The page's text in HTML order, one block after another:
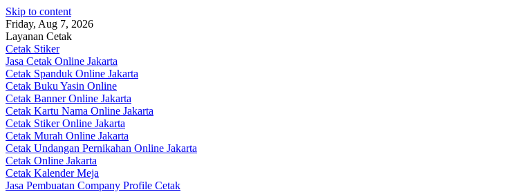
Skip to content
Friday, Aug 7, 2026
Layanan Cetak
Cetak Stiker
Jasa Cetak Online Jakarta
Cetak Spanduk Online Jakarta
Cetak Buku Yasin Online
Cetak Banner Online Jakarta
Cetak Kartu Nama Online Jakarta
Cetak Stiker Online Jakarta
Cetak Murah Online Jakarta
Cetak Undangan Pernikahan Online Jakarta
Cetak Online Jakarta
Cetak Kalender Meja
Jasa Pembuatan Company Profile Cetak